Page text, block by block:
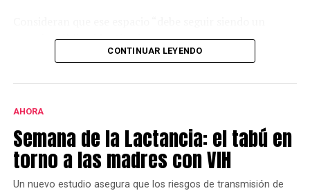
espacio público identitario y no un proyecto
permanente de emprendimientos privados” y a tal fin
cantidad de firmas.
Este grupo ya se había opuesto al proyecto bajo la
gestión de Héctor Gay y ahora de Federico Susbielles.
El principal fundamento es que rechazan la extracción
de árboles, pero también aseguran que las
modificaciones van a borrar la historia.
CONTINUAR LEYENDO
AHORA
Semana de la Lactancia: el tabú en
torno a las madres con VIH
Un nuevo estudio asegura que los riesgos de transmisión de